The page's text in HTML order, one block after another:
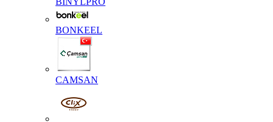
BONKEEL
CAMSAN